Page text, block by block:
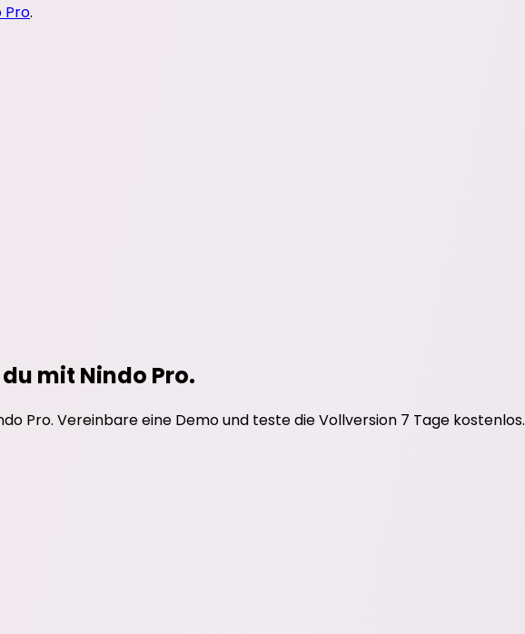
Pro.
mit Nindo Pro.
Pro. Vereinbare eine Demo und teste die Vollversion 7 Tage kostenlos.